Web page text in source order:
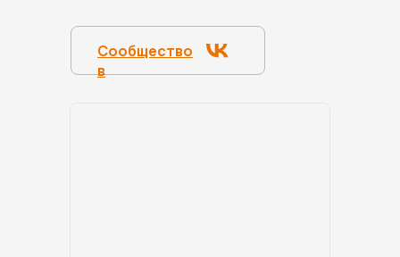
Сообщество
в